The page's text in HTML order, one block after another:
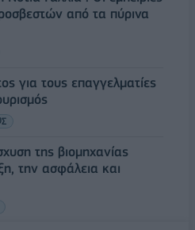
από τα πύρινα
για τους επαγγελματίες
της βιομηχανίας
την ασφάλεια και